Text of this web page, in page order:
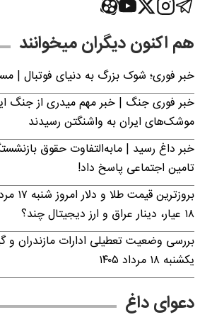
هم اکنون دیگران میخوانند
خبر فوری؛‌ شوک بزرگ به دنیای فوتبال |
خبر فوری جنگ | خبر مهم میدری از جنگ
موشک‌های ایران به واشنگتن رسیدند
خبر داغ رسید | مابه‌التفاوت حقوق
تامین اجتماعی پاسخ داد!
۱۸ عیار، دینار عراق و ارز دیجیتال چند؟
بررسی وضعیت تعطیلی ادارات مازندران و
یکشنبه ۱۸ مرداد ۱۴۰۵
دعوای داغ